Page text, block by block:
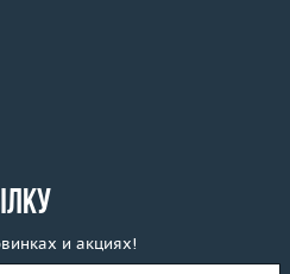
и акциях!